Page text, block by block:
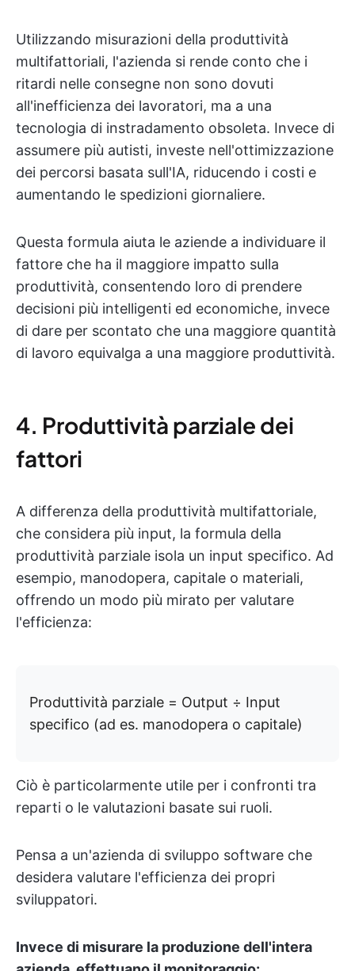
Utilizzando misurazioni della produttività
multifattoriali, l'azienda si rende conto che i
ritardi nelle consegne non sono dovuti
all'inefficienza dei lavoratori, ma a una
tecnologia di instradamento obsoleta. Invece di
assumere più autisti, investe nell'ottimizzazione
dei percorsi basata sull'IA, riducendo i costi e
aumentando le spedizioni giornaliere.
Questa formula aiuta le aziende a individuare il
fattore che ha il maggiore impatto sulla
produttività, consentendo loro di prendere
decisioni più intelligenti ed economiche, invece
di dare per scontato che una maggiore quantità
di lavoro equivalga a una maggiore produttività.
4. Produttività parziale dei
fattori
A differenza della produttività multifattoriale,
che considera più input, la formula della
produttività parziale isola un input specifico. Ad
esempio, manodopera, capitale o materiali,
offrendo un modo più mirato per valutare
l'efficienza:
Produttività parziale = Output ÷ Input
specifico (ad es. manodopera o capitale)
Ciò è particolarmente utile per i confronti tra
reparti o le valutazioni basate sui ruoli.
Pensa a un'azienda di sviluppo software che
desidera valutare l'efficienza dei propri
sviluppatori.
Invece di misurare la produzione dell'intera